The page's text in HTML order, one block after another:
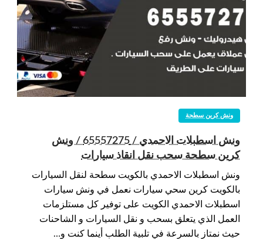
ونش كرين سطحة
ونش اسطبلات الاحمدي / 65557275 / ونش
كرين سطحة سحب نقل انقاذ سيارات
ونش اسطبلات الاحمدي بالكويت سطحة لنقل السيارات
بالكويت كرين سحي سيارات نعمل في ونش سيارات
اسطبلات الاحمدي الكويت على توفير كل مستلزمات
العمل الذي يتعلق بسحب و نقل السيارات و الشاحنات
حيث نمتاز بالسرعة في تلبية الطلب أينما كنت و…